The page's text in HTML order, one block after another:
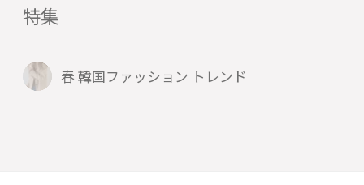
特集
春 韓国ファッション トレンド